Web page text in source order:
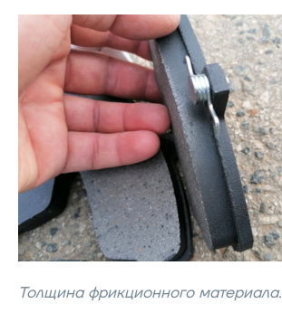
Толщина фрикционного материала.